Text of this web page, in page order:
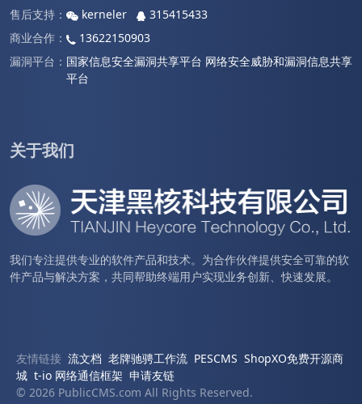
售后支持：
kerneler
315415433
商业合作：
13622150903
漏洞平台： 国家信息安全漏洞共享平台 网络安全威胁和漏洞信息共享
平台
关于我们
我们专注提供专业的软件产品和技术。为合作伙伴提供安全可靠的软
件产品与解决方案，共同帮助终端用户实现业务创新、快速发展。
友情链接 流文档 老牌驰骋工作流 PESCMS ShopXO免费开源商
城 t-io 网络通信框架 申请友链
© 2026 PublicCMS.com All Rights Reserved.